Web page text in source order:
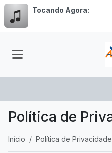
Tocando Agora:
Política de
Início Política de Privacidade